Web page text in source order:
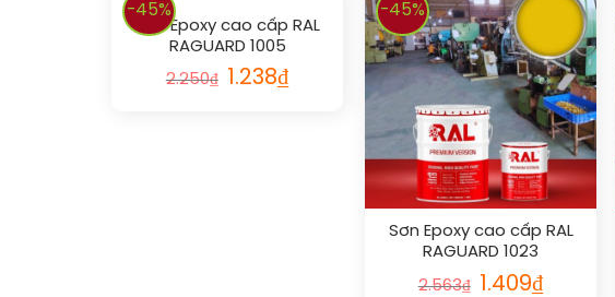
-45%
Sơn Epoxy cao cấp RAL
RAGUARD 1005
2.250₫ 1.238₫
-45%
Sơn Epoxy cao cấp RAL
RAGUARD 1023
2.563₫ 1.409₫